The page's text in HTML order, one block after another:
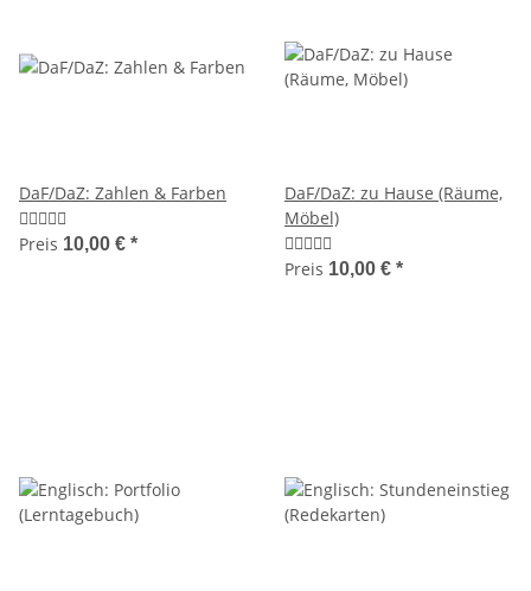
DaF/DaZ: Zahlen & Farben
Preis 10,00 € *
DaF/DaZ: zu Hause (Räume,
Möbel)
Preis 10,00 € *